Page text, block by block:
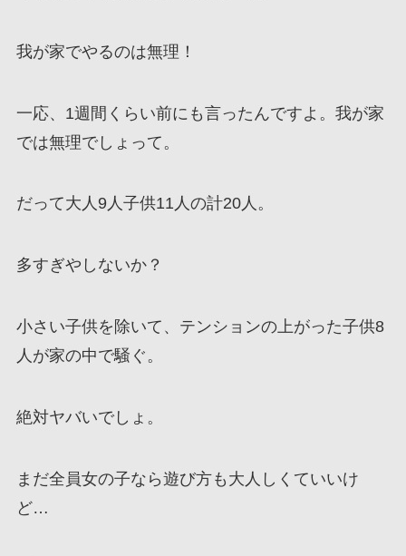
我が家でやるのは無理！
一応、1週間くらい前にも言ったんですよ。我が家
では無理でしょって。
だって大人9人子供11人の計20人。
多すぎやしないか？
小さい子供を除いて、テンションの上がった子供8
人が家の中で騒ぐ。
絶対ヤバいでしょ。
まだ全員女の子なら遊び方も大人しくていいけ
ど…